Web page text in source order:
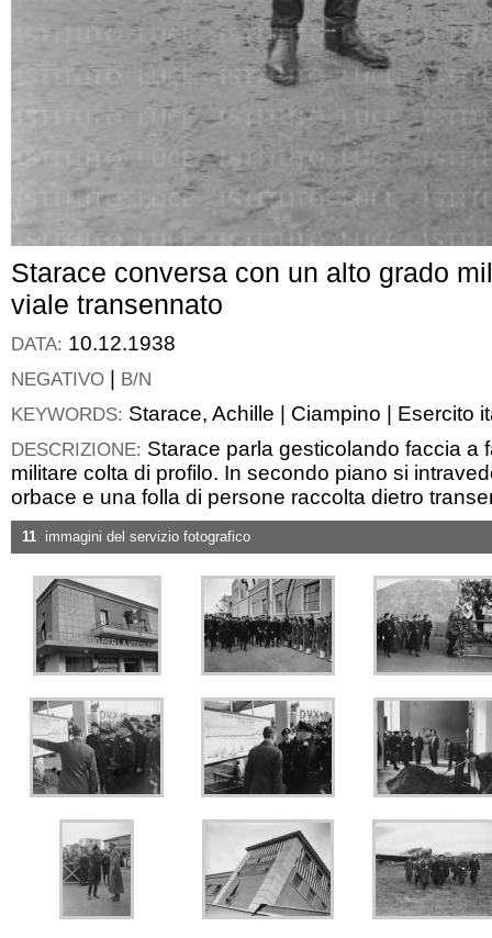
Starace conversa con un alto grado
viale transennato
DATA: 10.12.1938
NEGATIVO
B/N
KEYWORDS: Starace, Achille Ciampino Esercito
DESCRIZIONE: Starace parla gesticolando faccia a
militare colta di profilo. In secondo piano si
orbace e una folla di persone raccolta dietro
11 immagini del servizio fotografico